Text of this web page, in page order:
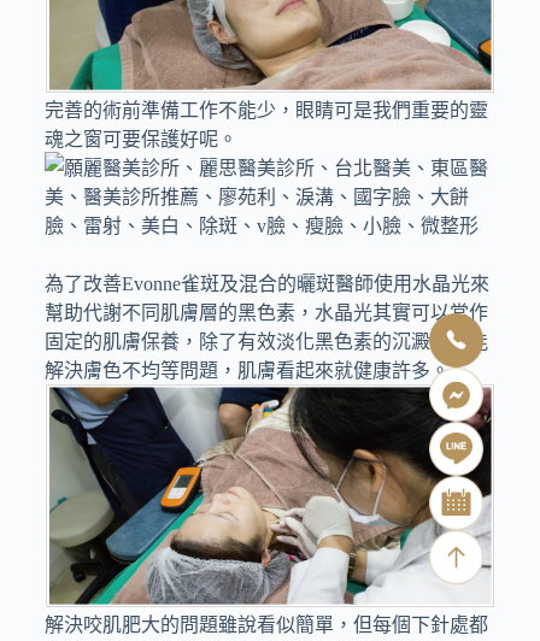
完善的術前準備工作不能少，眼睛可是我們重要的靈
魂之窗可要保護好呢。
為了改善Evonne雀斑及混合的曬斑醫師使用水晶光來
幫助代謝不同肌膚層的黑色素，水晶光其實可以當作
固定的肌膚保養，除了有效淡化黑色素的沉澱，更能
解決膚色不均等問題，肌膚看起來就健康許多。
解決咬肌肥大的問題雖說看似簡單，但每個下針處都